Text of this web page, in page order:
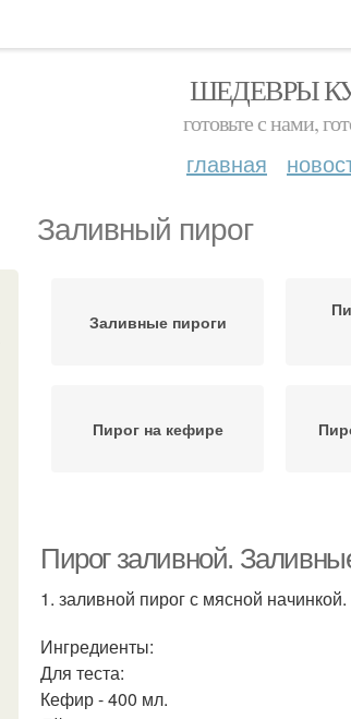
ШЕДЕВРЫ
готовьте с нами,
главная
Заливный пирог
Заливные пироги
Пирог на кефире
Наливные пироги
Пирог заливной.
1. заливной пирог с мясной начинкой.
Ингредиенты:
Для теста:
Кефир - 400 мл.